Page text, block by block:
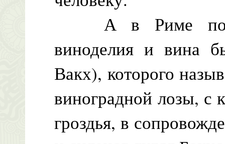
А в Риме
виноделия и вина
Вакх), которого
виноградной лозы, с
гроздья, в